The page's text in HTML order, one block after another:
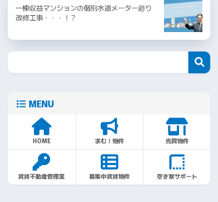
一棟収益マンションの個別水道メーター廻り
改修工事・・・！？
MENU
HOME 求む！物件 売買物件
賃貸不動産管理業 募集中賃貸物件 空き家サポート